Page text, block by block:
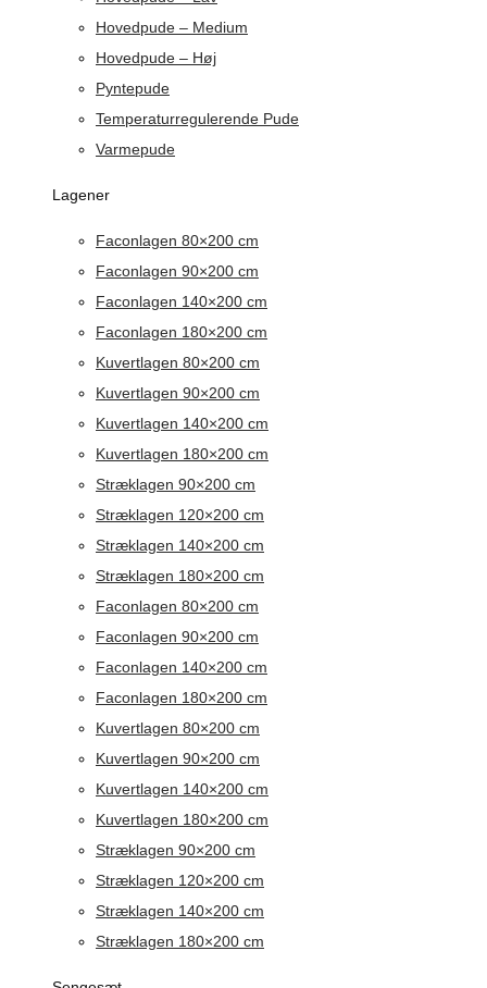
Hovedpude – Medium
Hovedpude – Høj
Pyntepude
Temperaturregulerende Pude
Varmepude
Lagener
Faconlagen 80×200 cm
Faconlagen 90×200 cm
Faconlagen 140×200 cm
Faconlagen 180×200 cm
Kuvertlagen 80×200 cm
Kuvertlagen 90×200 cm
Kuvertlagen 140×200 cm
Kuvertlagen 180×200 cm
Stræklagen 90×200 cm
Stræklagen 120×200 cm
Stræklagen 140×200 cm
Stræklagen 180×200 cm
Faconlagen 80×200 cm
Faconlagen 90×200 cm
Faconlagen 140×200 cm
Faconlagen 180×200 cm
Kuvertlagen 80×200 cm
Kuvertlagen 90×200 cm
Kuvertlagen 140×200 cm
Kuvertlagen 180×200 cm
Stræklagen 90×200 cm
Stræklagen 120×200 cm
Stræklagen 140×200 cm
Stræklagen 180×200 cm